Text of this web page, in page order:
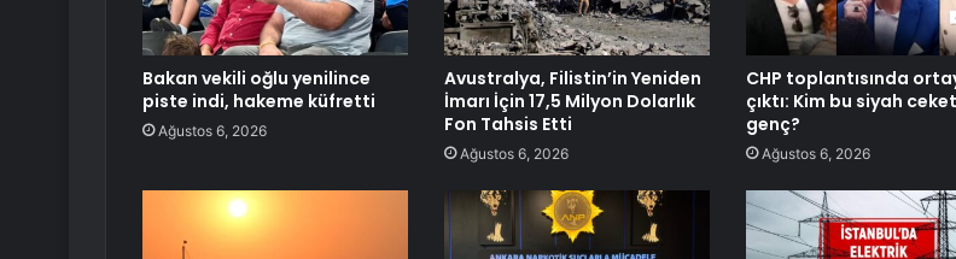
Bakan vekili oğlu yenilince
piste indi, hakeme küfretti
Ağustos 6, 2026
Avustralya, Filistin’in Yeniden
İmarı İçin 17,5 Milyon Dolarlık
Fon Tahsis Etti
Ağustos 6, 2026
CHP toplantısında
çıktı: Kim bu siyah
genç?
Ağustos 6, 2026